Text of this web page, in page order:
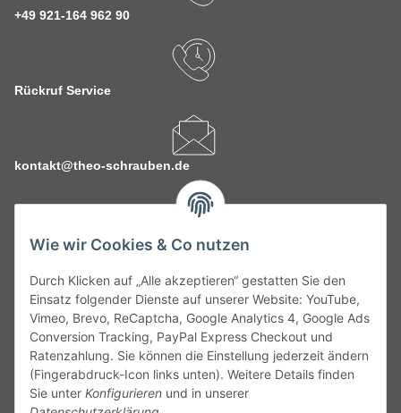
Wie wir Cookies & Co nutzen
Durch Klicken auf „Alle akzeptieren“ gestatten Sie den
Einsatz folgender Dienste auf unserer Website: YouTube,
Vimeo, Brevo, ReCaptcha, Google Analytics 4, Google Ads
Conversion Tracking, PayPal Express Checkout und
Ratenzahlung. Sie können die Einstellung jederzeit ändern
(Fingerabdruck-Icon links unten). Weitere Details finden
Sie unter Konfigurieren und in unserer
+49 921-164 962 90
Rückruf Service
kontakt@theo-schrauben.de
Service
Gesetzliche Informationen
Alle technischen Angaben ohne Gewähr. Irrtümer und fehlerhafte
Angaben vorbehalten. Wenn Sie Datenblätter oder spezielle